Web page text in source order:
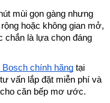
mùi gọn gàng nhưng
hoặc không gian mở,
chắn là lựa chọn đáng
Bosch chính hãng tại
vấn lắp đặt miễn phí và
căn bếp mơ ước.